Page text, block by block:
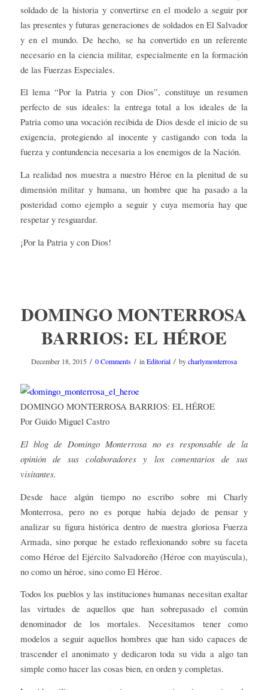
soldado de la historia y convertirse en el modelo a seguir por
las presentes y futuras generaciones de soldados en El Salvador
y en el mundo. De hecho, se ha convertido en un referente
necesario en la ciencia militar, especialmente en la formación
de las Fuerzas Especiales.
El lema “Por la Patria y con Dios”, constituye un resumen
perfecto de sus ideales: la entrega total a los ideales de la
Patria como una vocación recibida de Dios desde el inicio de su
exigencia, protegiendo al inocente y castigando con toda la
fuerza y contundencia necesaria a los enemigos de la Nación.
La realidad nos muestra a nuestro Héroe en la plenitud de su
dimensión militar y humana, un hombre que ha pasado a la
posteridad como ejemplo a seguir y cuya memoria hay que
respetar y resguardar.
¡Por la Patria y con Dios!
DOMINGO MONTERROSA
BARRIOS: EL HÉROE
December 18, 2015 / 0 Comments / inEditorial / bycharlymonterrosa
DOMINGO MONTERROSA BARRIOS: EL HÉROE
Por Guido Miguel Castro
El blog de Domingo Monterrosa no es responsable de la
opinión de sus colaboradores y los comentarios de sus
visitantes.
Desde hace algún tiempo no escribo sobre mi Charly
Monterrosa, pero no es porque había dejado de pensar y
analizar su figura histórica dentro de nuestra gloriosa Fuerza
Armada, sino porque he estado reflexionando sobre su faceta
como Héroe del Ejército Salvadoreño (Héroe con mayúscula),
no como un héroe, sino como El Héroe.
Todos los pueblos y las instituciones humanas necesitan exaltar
las virtudes de aquellos que han sobrepasado el común
denominador de los mortales. Necesitamos tener como
modelos a seguir aquellos hombres que han sido capaces de
trascender el anonimato y dedicaron toda su vida a algo tan
simple como hacer las cosas bien, en orden y completas.